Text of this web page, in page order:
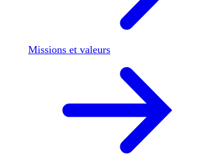
Missions et valeurs